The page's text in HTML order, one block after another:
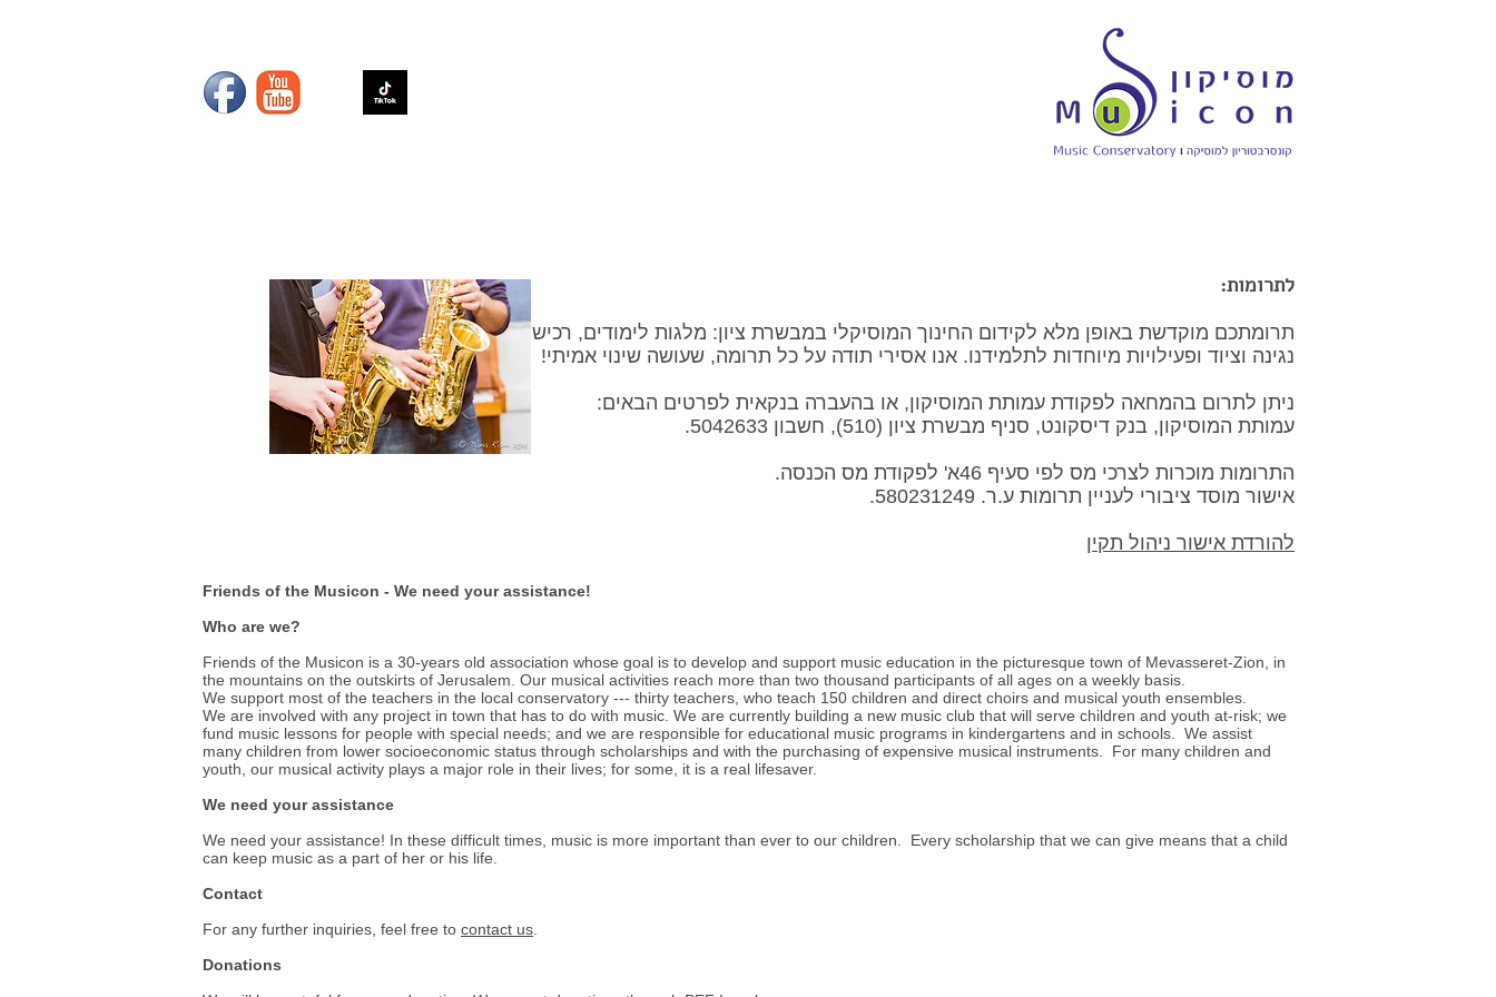
לתרומות:
תרומתכם מוקדשת באופן מלא לקידום החינוך המוסיקלי במבשרת ציון: מלגות לימודים, רכישת כלי
נגינה וציוד ופעילויות מיוחדות לתלמידנו. אנו אסירי תודה על כל תרומה, שעושה שינוי אמיתי!
ניתן לתרום בהמחאה לפקודת עמותת המוסיקון, או בהעברה בנקאית לפרטים הבאים:
עמותת המוסיקון, בנק דיסקונט, סניף מבשרת ציון (510), חשבון 5042633.
התרומות מוכרות לצרכי מס לפי סעיף 46א' לפקודת מס הכנסה.
אישור מוסד ציבורי לעניין תרומות ע.ר. 580231249.
להורדת אישור ניהול תקין
Friends of the Musicon - We need your assistance!
Who are we?
Friends of the Musicon is a 30-years old association whose goal is to develop and support music education in the picturesque town of Mevasseret-Zion, in
the mountains on the outskirts of Jerusalem. Our musical activities reach more than two thousand participants of all ages on a weekly basis.
We support most of the teachers in the local conservatory --- thirty teachers, who teach 150 children and direct choirs and musical youth ensembles.
We are involved with any project in town that has to do with music. We are currently building a new music club that will serve children and youth at-risk; we
fund music lessons for people with special needs; and we are responsible for educational music programs in kindergartens and in schools. We assist
many children from lower socioeconomic status through scholarships and with the purchasing of expensive musical instruments. For many children and
youth, our musical activity plays a major role in their lives; for some, it is a real lifesaver.
We need your assistance
We need your assistance! In these difficult times, music is more important than ever to our children. Every scholarship that we can give means that a child
can keep music as a part of her or his life.
Contact
For any further inquiries, feel free to contact us
Donations